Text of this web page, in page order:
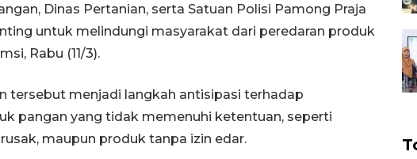
Dinas Pertanian, serta Satuan Polisi Pamong Praja
untuk melindungi masyarakat dari peredaran produk
Rabu (11/3).
tersebut menjadi langkah antisipasi terhadap
pangan yang tidak memenuhi ketentuan, seperti
maupun produk tanpa izin edar.